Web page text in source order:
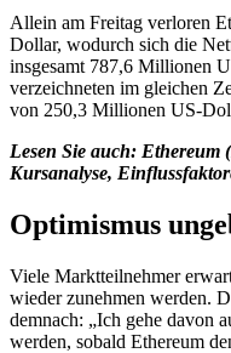
Allein am Freitag verloren
Dollar, wodurch sich die
insgesamt 787,6 Millionen
verzeichneten im gleichen
von 250,3 Millionen US-
Lesen Sie auch: Ethereum
Kursanalyse,
Optimismus
Viele Marktteilnehmer
wieder zunehmen werden.
demnach: „Ich gehe davon
werden, sobald Ethereum